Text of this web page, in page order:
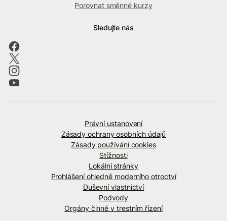
Porovnat směnné kurzy
Sledujte nás
Právní ustanovení
Zásady ochrany osobních údajů
Zásady používání cookies
Stížnosti
Lokální stránky
Prohlášení ohledně moderního otroctví
Duševní vlastnictví
Podvody
Orgány činné v trestním řízení